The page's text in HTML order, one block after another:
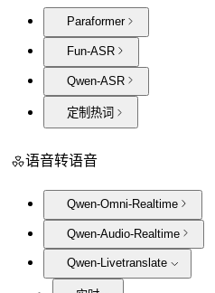
Paraformer
Fun-ASR
Qwen-ASR
定制热词
语音转语音
Qwen-Omni-Realtime
Qwen-Audio-Realtime
Qwen-Livetranslate